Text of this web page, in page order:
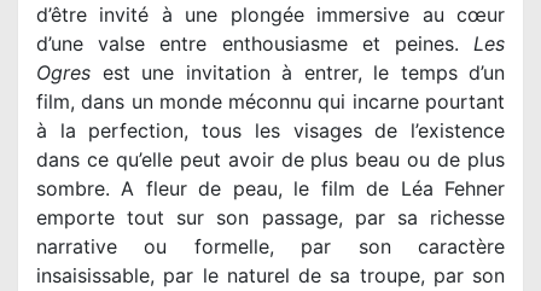
d’être invité à une plongée immersive au cœur
d’une valse entre enthousiasme et peines. Les
Ogres est une invitation à entrer, le temps d’un
film, dans un monde méconnu qui incarne pourtant
à la perfection, tous les visages de l’existence
dans ce qu’elle peut avoir de plus beau ou de plus
sombre. A fleur de peau, le film de Léa Fehner
emporte tout sur son passage, par sa richesse
narrative ou formelle, par son caractère
insaisissable, par le naturel de sa troupe, par son